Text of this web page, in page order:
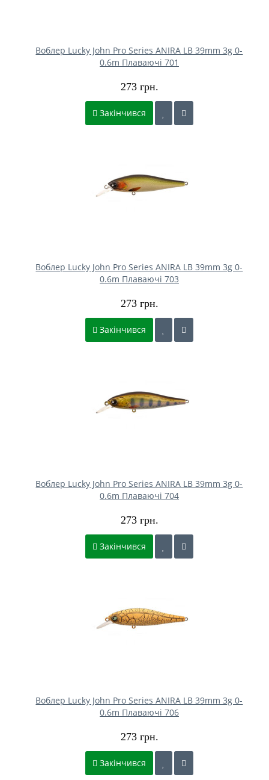
Воблер Lucky John Pro Series ANIRA LB 39mm 3g 0-
0.6m Плаваючі 701
273 грн.
Закінчився
Воблер Lucky John Pro Series ANIRA LB 39mm 3g 0-
0.6m Плаваючі 703
273 грн.
Закінчився
Воблер Lucky John Pro Series ANIRA LB 39mm 3g 0-
0.6m Плаваючі 704
273 грн.
Закінчився
Воблер Lucky John Pro Series ANIRA LB 39mm 3g 0-
0.6m Плаваючі 706
273 грн.
Закінчився